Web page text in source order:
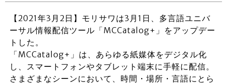
【2021年3月2日】モリサワは3月1日、多言語ユニバ
ーサル情報配信ツール「MCCatalog+」をアップデー
トした。
「MCCatalog+」は、あらゆる紙媒体をデジタル化
し、スマートフォンやタブレット端末に手軽に配信。
さまざまなシーンにおいて、時間・場所・言語にとら